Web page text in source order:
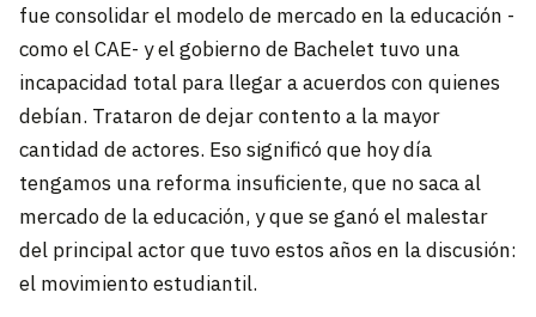
fue consolidar el modelo de mercado en la educación -
como el CAE- y el gobierno de Bachelet tuvo una
incapacidad total para llegar a acuerdos con quienes
debían. Trataron de dejar contento a la mayor
cantidad de actores. Eso significó que hoy día
tengamos una reforma insuficiente, que no saca al
mercado de la educación, y que se ganó el malestar
del principal actor que tuvo estos años en la discusión:
el movimiento estudiantil.